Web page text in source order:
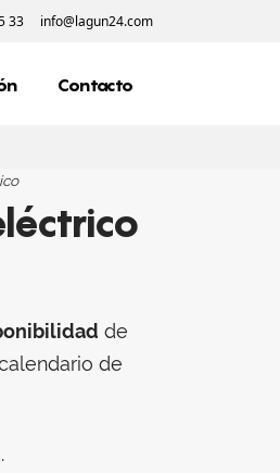
33 info@lagun24.com
Contacto
de
de